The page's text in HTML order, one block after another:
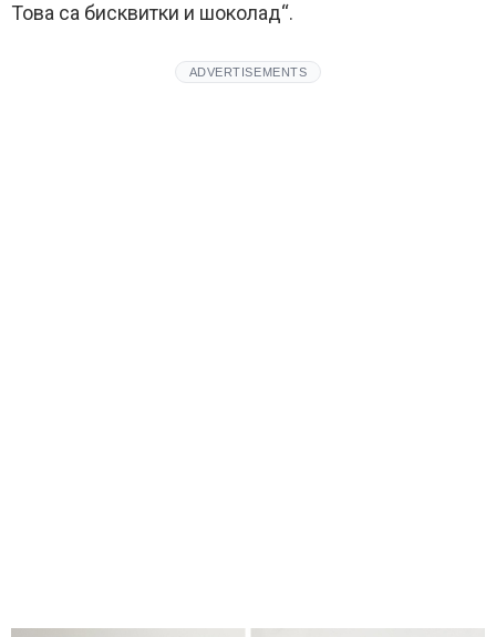
Това са бисквитки и шоколад“.
ADVERTISEMENTS